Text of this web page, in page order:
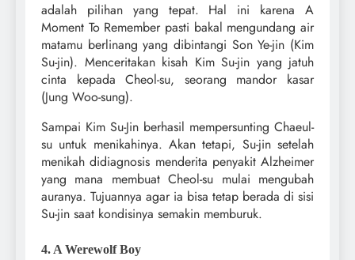
adalah pilihan yang tepat. Hal ini karena A
Moment To Remember pasti bakal mengundang air
matamu berlinang yang dibintangi Son Ye-jin (Kim
Su-jin). Menceritakan kisah Kim Su-jin yang jatuh
cinta kepada Cheol-su, seorang mandor kasar
(Jung Woo-sung).
Sampai Kim Su-Jin berhasil mempersunting Chaeul-
su untuk menikahinya. Akan tetapi, Su-jin setelah
menikah didiagnosis menderita penyakit Alzheimer
yang mana membuat Cheol-su mulai mengubah
auranya. Tujuannya agar ia bisa tetap berada di sisi
Su-jin saat kondisinya semakin memburuk.
4. A Werewolf Boy